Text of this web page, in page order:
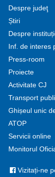
Despre judeţ
Știri
Despre
Inf. de interes
Press-room
Proiecte
Activitate CJ
Transport
Ghișeul unic
ATOP
Servicii online
Monitorul
Vizitați-ne